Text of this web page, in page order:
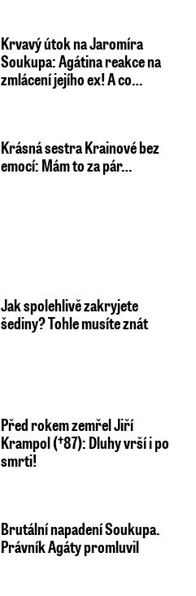
Krvavý útok na Jaromíra
Soukupa: Agátina reakce na
zmlácení jejího ex! A co…
Krásná sestra Krainové bez
emocí: Mám to za pár…
Jak spolehlivě zakryjete
šediny? Tohle musíte znát
Před rokem zemřel Jiří
Krampol (†87): Dluhy vrší i po
smrti!
Brutální napadení Soukupa.
Právník Agáty promluvil